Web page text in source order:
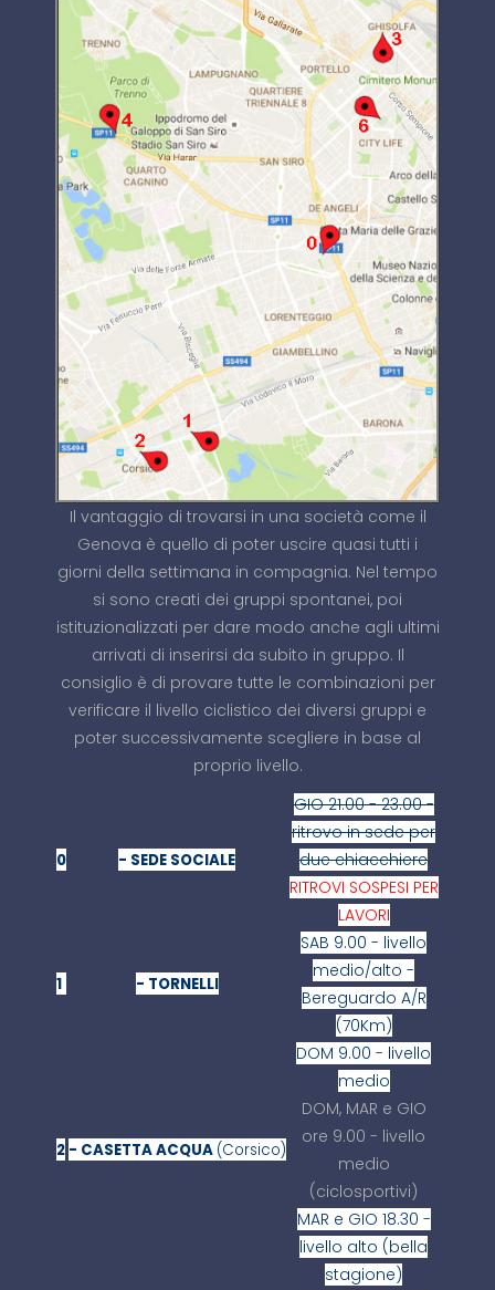
Il vantaggio di trovarsi in una società come il
Genova è quello di poter uscire quasi tutti i
giorni della settimana in compagnia. Nel tempo
si sono creati dei gruppi spontanei, poi
istituzionalizzati per dare modo anche agli ultimi
arrivati di inserirsi da subito in gruppo. Il
consiglio è di provare tutte le combinazioni per
verificare il livello ciclistico dei diversi gruppi e
poter successivamente scegliere in base al
proprio livello.
0 - SEDE SOCIALE
GIO 21.00 - 23.00 -
ritrovo in sede per
due chiacchiere
RITROVI SOSPESI PER
LAVORI
1 - TORNELLI
SAB 9.00 - livello
medio/alto -
Bereguardo A/R
(70Km)
DOM 9.00 - livello
medio
2 - CASETTA ACQUA (Corsico)
DOM, MAR e GIO
ore 9.00 - livello
medio
(ciclosportivi)
MAR e GIO 18.30 -
livello alto (bella
stagione)